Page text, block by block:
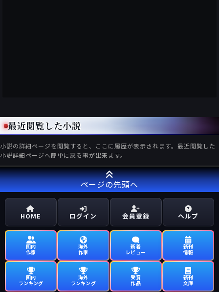
最近閲覧した小説
小説の詳細ページを閲覧すると、ここに履歴が表示されます。最近閲覧した
小説詳細ページへ簡単に戻る事が出来ます。
ページの先頭へ
HOME ログイン 会員登録 ヘルプ
国内
作家
海外
作家
新着
レビュー
新刊
情報
国内
ランキング
海外
ランキング
受賞
作品
新刊
文庫